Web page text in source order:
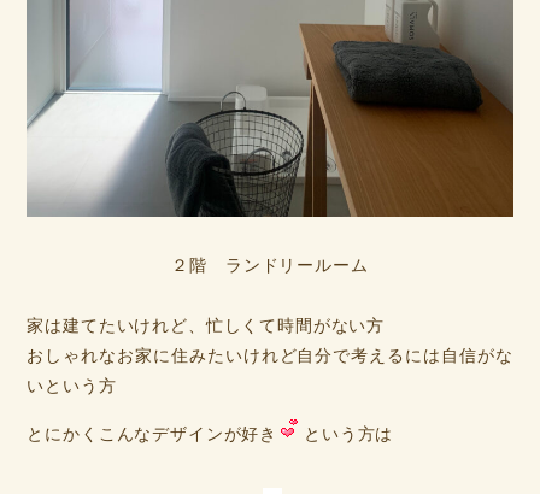
２階 ランドリールーム
家は建てたいけれど、忙しくて時間がない方
おしゃれなお家に住みたいけれど自分で考えるには自信がな
いという方
とにかくこんなデザインが好き という方は